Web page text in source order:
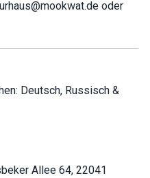
oder
Deutsch, Russisch &
Allee 64, 22041